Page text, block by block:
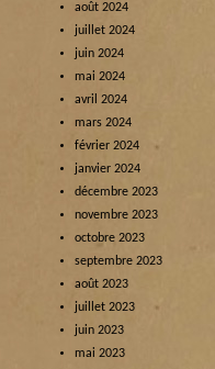
août 2024
juillet 2024
juin 2024
mai 2024
avril 2024
mars 2024
février 2024
janvier 2024
décembre 2023
novembre 2023
octobre 2023
septembre 2023
août 2023
juillet 2023
juin 2023
mai 2023